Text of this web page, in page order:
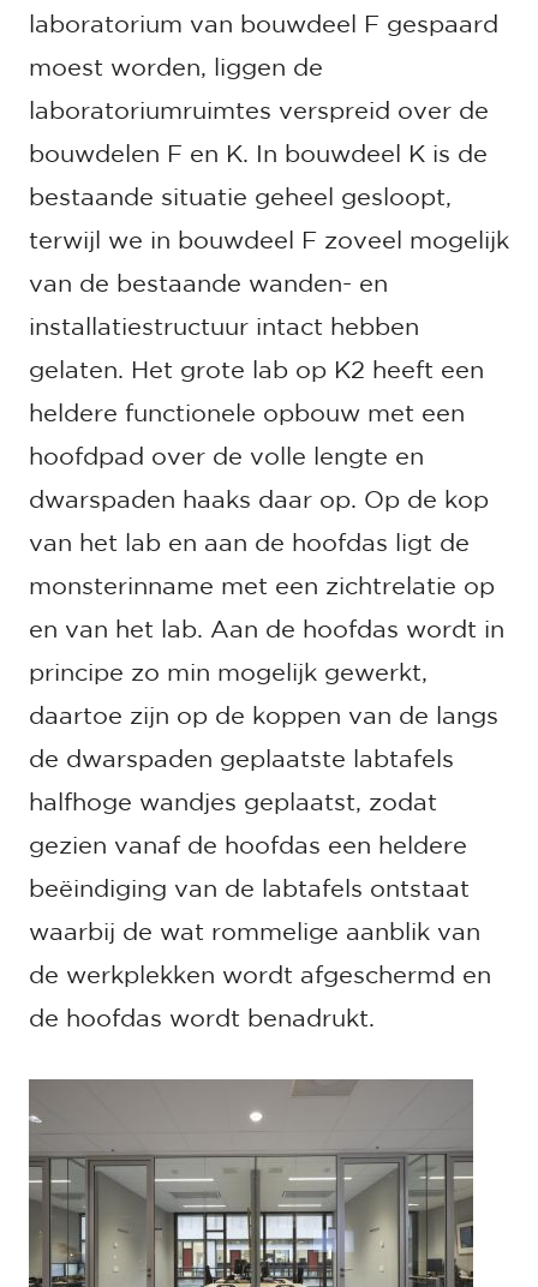
laboratorium van bouwdeel F gespaard
moest worden, liggen de
laboratoriumruimtes verspreid over de
bouwdelen F en K. In bouwdeel K is de
bestaande situatie geheel gesloopt,
terwijl we in bouwdeel F zoveel mogelijk
van de bestaande wanden- en
installatiestructuur intact hebben
gelaten. Het grote lab op K2 heeft een
heldere functionele opbouw met een
hoofdpad over de volle lengte en
dwarspaden haaks daar op. Op de kop
van het lab en aan de hoofdas ligt de
monsterinname met een zichtrelatie op
en van het lab. Aan de hoofdas wordt in
principe zo min mogelijk gewerkt,
daartoe zijn op de koppen van de langs
de dwarspaden geplaatste labtafels
halfhoge wandjes geplaatst, zodat
gezien vanaf de hoofdas een heldere
beëindiging van de labtafels ontstaat
waarbij de wat rommelige aanblik van
de werkplekken wordt afgeschermd en
de hoofdas wordt benadrukt.